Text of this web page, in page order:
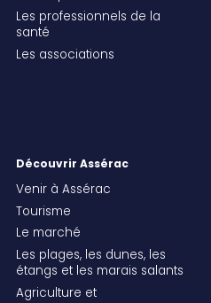
Les professionnels de la
santé
Les associations
Découvrir Assérac
Venir à Assérac
Tourisme
Le marché
Les plages, les dunes, les
étangs et les marais salants
Agriculture et